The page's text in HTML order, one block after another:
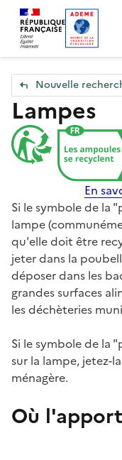
Accueil — Que
Nouvelle
Lampes
En
Si le symbole de la
lampe
qu'elle doit être
jeter dans la
déposer dans les
grandes surfaces
les déchèteries
Si le symbole de la
sur la lampe, jetez-
ménagère.
Où